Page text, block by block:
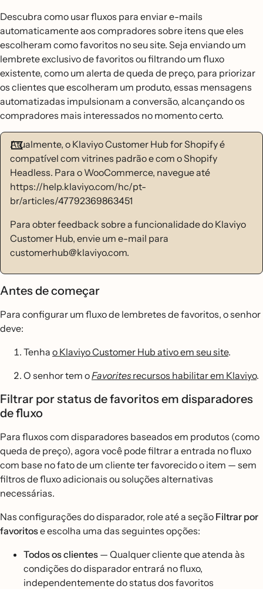
Descubra como usar fluxos para enviar e-mails
automaticamente aos compradores sobre itens que eles
escolheram como favoritos no seu site. Seja enviando um
lembrete exclusivo de favoritos ou filtrando um fluxo
existente, como um alerta de queda de preço, para priorizar
os clientes que escolheram um produto, essas mensagens
automatizadas impulsionam a conversão, alcançando os
compradores mais interessados no momento certo.
Atualmente, o Klaviyo Customer Hub for Shopify é
compatível com vitrines padrão e com o Shopify
Headless. Para o WooCommerce, navegue até
https://help.klaviyo.com/hc/pt-
br/articles/47792369863451
Para obter feedback sobre a funcionalidade do Klaviyo
Customer Hub, envie um e-mail para
customerhub@klaviyo.com.
Antes de começar
Para configurar um fluxo de lembretes de favoritos, o senhor
deve:
Tenha o Klaviyo Customer Hub ativo em seu site.
O senhor tem oFavoritesrecursos habilitar em Klaviyo.
Filtrar por status de favoritos em disparadores
de fluxo
Para fluxos com disparadores baseados em produtos (como
queda de preço), agora você pode filtrar a entrada no fluxo
com base no fato de um cliente ter favorecido o item — sem
filtros de fluxo adicionais ou soluções alternativas
necessárias.
Nas configurações do disparador, role até a seção Filtrar por
favoritose escolha uma das seguintes opções:
Todos os clientes — Qualquer cliente que atenda às
condições do disparador entrará no fluxo,
independentemente do status dos favoritos